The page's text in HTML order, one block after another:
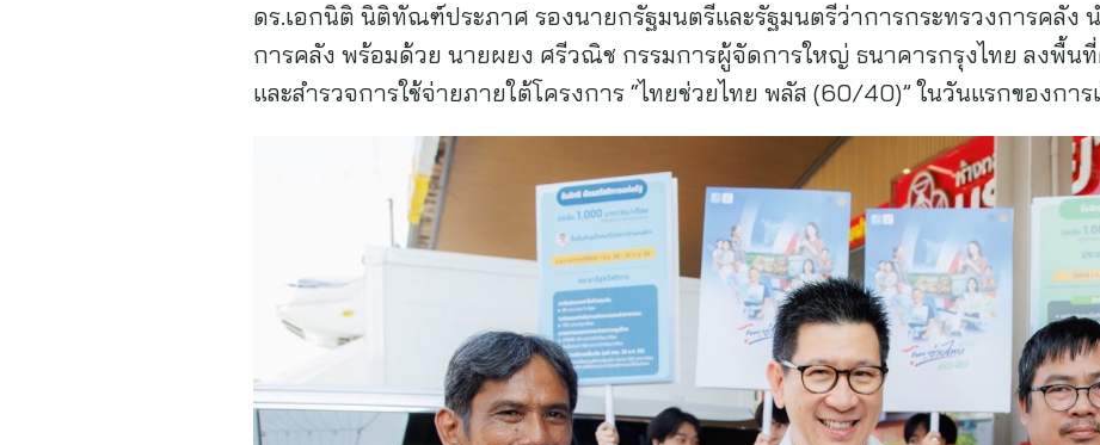
ดร.เอกนิติ นิติทัณฑ์ประภาศ รองนายกรัฐมนตรีและรัฐมนตรีว่าการกระทรวงการคลัง
การคลัง พร้อมด้วย นายผยง ศรีวณิช กรรมการผู้จัดการใหญ่ ธนาคารกรุงไทย ลงพื้น
และสำรวจการใช้จ่ายภายใต้โครงการ “ไทยช่วยไทย พลัส (60/40)” ในวันแรกของการ